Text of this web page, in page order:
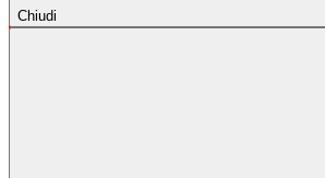
Chiudi